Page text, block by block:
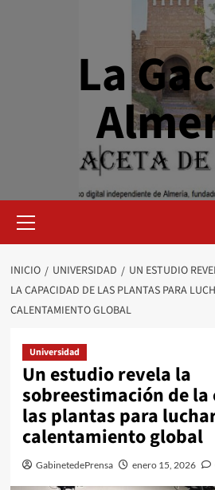
La
primario
INICIO UNIVERSIDAD
UN ESTUDIO
LA CAPACIDAD DE LAS PLANTAS PARA
CALENTAMIENTO GLOBAL
Universidad
Un estudio revela la
sobreestimación de la
las plantas para
calentamiento global
GabinetedePrensa enero 15, 2026